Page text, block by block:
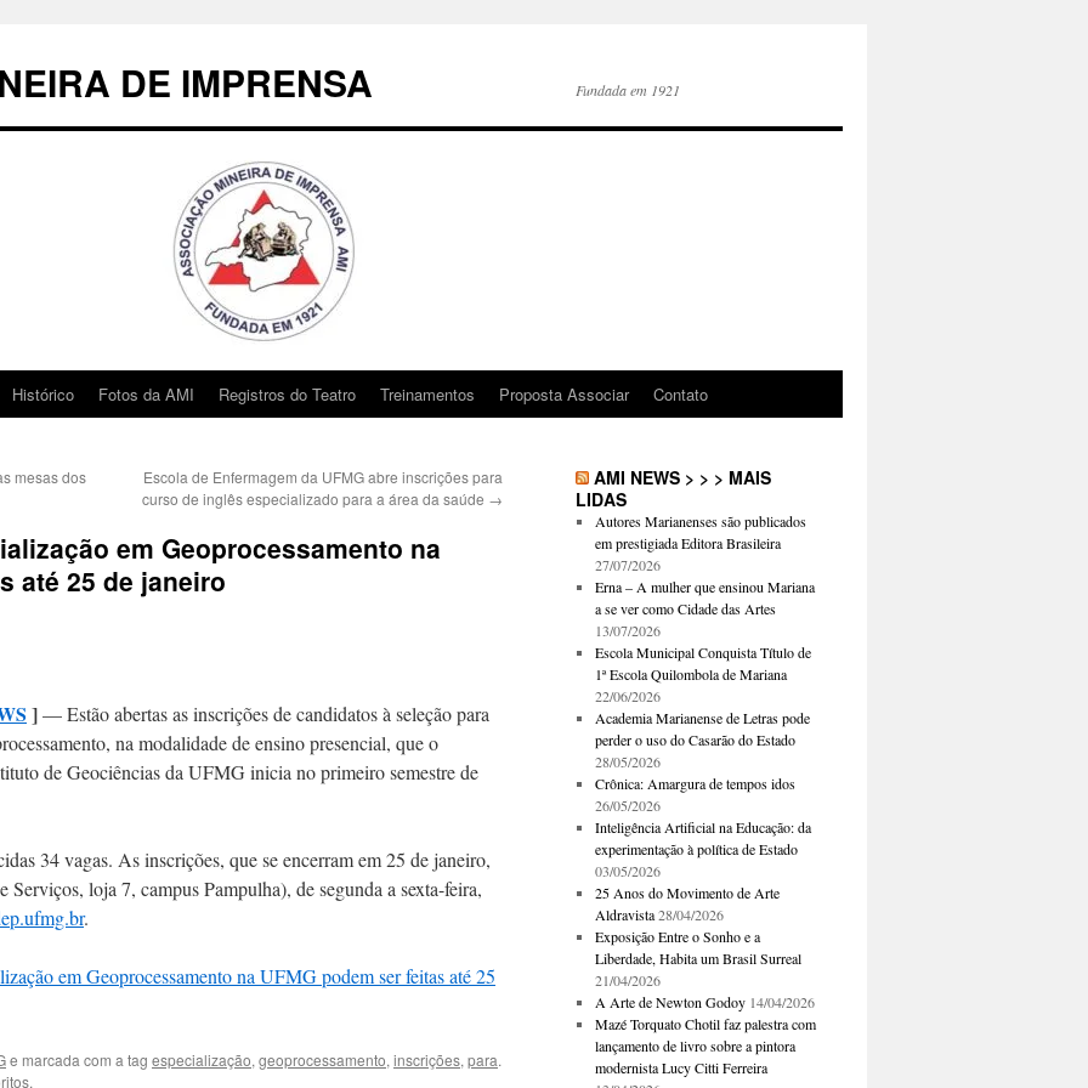
DE IMPRENSA Fundada em 1921
Histórico Fotos da AMI Registros do Teatro Treinamentos Proposta Associar Contato
mesas dos
Escola de Enfermagem da UFMG abre inscrições para
curso de inglês especializado para a área da saúde →
em Geoprocessamento na
até 25 de janeiro
]— Estão abertas as inscrições de candidatos à seleção para
na modalidade de ensino presencial, que o
de Geociências da UFMG inicia no primeiro semestre de
34 vagas. As inscrições, que se encerram em 25 de janeiro,
Serviços, loja 7, campus Pampulha), de segunda a sexta-feira,
.
em Geoprocessamento na UFMG podem ser feitas até 25
e marcada com a tag especialização, geoprocessamento, inscrições, para.
AMI NEWS > > > MAIS
LIDAS
Autores Marianenses são publicados
em prestigiada Editora Brasileira
27/07/2026
Erna – A mulher que ensinou Mariana
a se ver como Cidade das Artes
13/07/2026
Escola Municipal Conquista Título de
1ª Escola Quilombola de Mariana
22/06/2026
Academia Marianense de Letras pode
perder o uso do Casarão do Estado
28/05/2026
Crônica: Amargura de tempos idos
26/05/2026
Inteligência Artificial na Educação: da
experimentação à política de Estado
03/05/2026
25 Anos do Movimento de Arte
Aldravista 28/04/2026
Exposição Entre o Sonho e a
Liberdade, Habita um Brasil Surreal
21/04/2026
A Arte de Newton Godoy 14/04/2026
Mazé Torquato Chotil faz palestra com
lançamento de livro sobre a pintora
modernista Lucy Citti Ferreira